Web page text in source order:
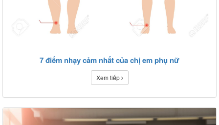
7 điểm nhạy cảm nhất của chị em phụ nữ
Xem tiếp